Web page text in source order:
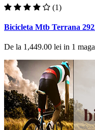
(1)
Bicicleta Mtb Terrana
De la 1,449.00 lei in 1